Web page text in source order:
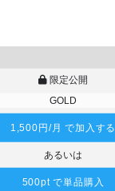
限定公開
GOLD
1,500円/月 で加入する
あるいは
500pt で単品購入